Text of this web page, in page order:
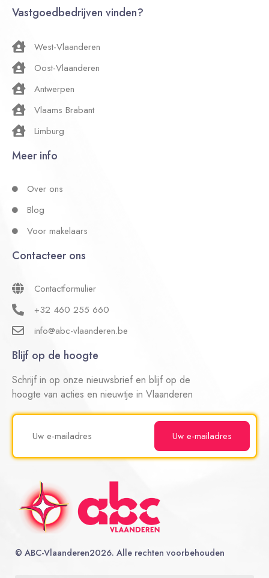
Vastgoedbedrijven vinden?
West-Vlaanderen
Oost-Vlaanderen
Antwerpen
Vlaams Brabant
Limburg
Meer info
Over ons
Blog
Voor makelaars
Contacteer ons
Contactformulier
+32 460 255 660
info@abc-vlaanderen.be
Blijf op de hoogte
Schrijf in op onze nieuwsbrief en blijf op de
hoogte van acties en nieuwtje in Vlaanderen
© ABC-Vlaanderen2026. Alle rechten voorbehouden